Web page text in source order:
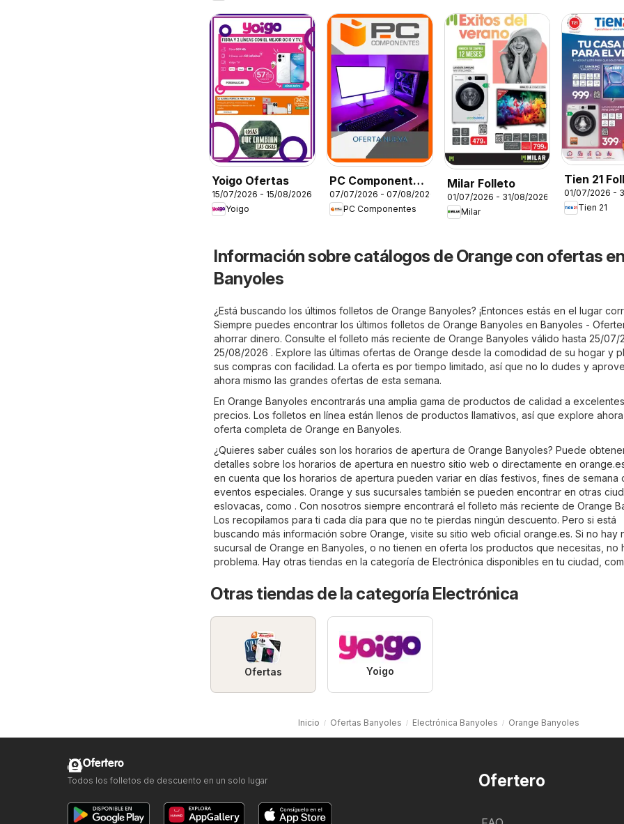
Yoigo Ofertas
15/07/2026 - 15/08/2026
Yoigo
PC Componentes
Folleto
07/07/2026 - 07/08/2026
PC Componentes
Milar Folleto
01/07/2026 - 31/08/2026
Milar
Tien 21
01/07/2026 -
Tien 21
Información sobre catálogos de Orange con ofertas en
Banyoles
¿Está buscando los últimos folletos de Orange Banyoles? ¡Entonces estás en el lugar
Siempre puedes encontrar los últimos folletos de Orange Banyoles en Banyoles -
ahorrar dinero. Consulte el folleto más reciente de Orange Banyoles válido hasta 25/07/
25/08/2026 . Explore las últimas ofertas de Orange desde la comodidad de su hogar y
sus compras con facilidad. La oferta es por tiempo limitado, así que no lo dudes y
ahora mismo las grandes ofertas de esta semana.
En Orange Banyoles encontrarás una amplia gama de productos de calidad a excelentes
precios. Los folletos en línea están llenos de productos llamativos, así que explore
oferta completa de Orange en Banyoles.
¿Quieres saber cuáles son los horarios de apertura de Orange Banyoles? Puede
detalles sobre los horarios de apertura en nuestro sitio web o directamente en
en cuenta que los horarios de apertura pueden variar en días festivos, fines de semana
eventos especiales. Orange y sus sucursales también se pueden encontrar en otras
eslovacas, como . Con nosotros siempre encontrará el folleto más reciente de Orange
Los recopilamos para ti cada día para que no te pierdas ningún descuento. Pero si está
buscando más información sobre Orange, visite su sitio web oficial orange.es. Si no hay
sucursal de Orange en Banyoles, o no tienen en oferta los productos que necesitas, no
problema. Hay otras tiendas en la categoría de Electrónica disponibles en tu ciudad,
Otras tiendas de la categoría Electrónica
Ofertas Yoigo
Inicio Ofertas Banyoles Electrónica Banyoles Orange Banyoles
Ofertero
Ofertero
Todos los folletos de descuento en un solo lugar